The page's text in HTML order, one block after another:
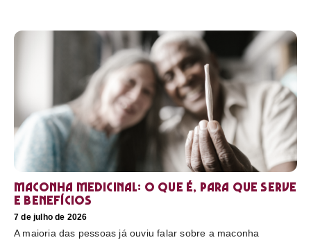
Maconha medicinal: O que é, para que serve
e benefícios
7 de julho de 2026
A maioria das pessoas já ouviu falar sobre a maconha